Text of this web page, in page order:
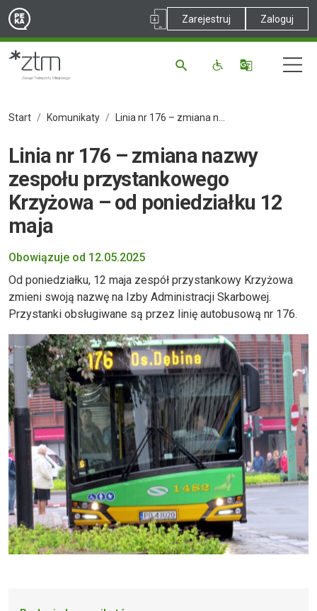
Zarejestruj Zaloguj
Start Komunikaty Linia nr 176 – zmiana nazwy zespołu przystankowego Krzyżowa – od poniedziałku 12 maja
Linia nr 176 – zmiana nazwy
zespołu przystankowego
Krzyżowa – od poniedziałku 12
maja
Obowiązuje od 12.05.2025
Od poniedziałku, 12 maja zespół przystankowy Krzyżowa
zmieni swoją nazwę na Izby Administracji Skarbowej.
Przystanki obsługiwane są przez linię autobusową nr 176.